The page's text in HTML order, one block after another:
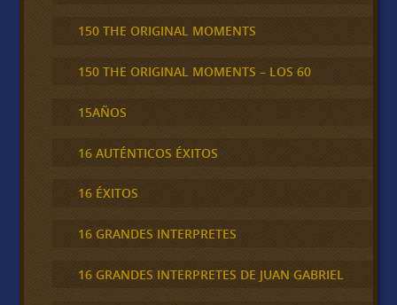
150 THE ORIGINAL MOMENTS
150 THE ORIGINAL MOMENTS – LOS 60
15AÑOS
16 AUTÉNTICOS ÉXITOS
16 ÉXITOS
16 GRANDES INTERPRETES
16 GRANDES INTERPRETES DE JUAN GABRIEL